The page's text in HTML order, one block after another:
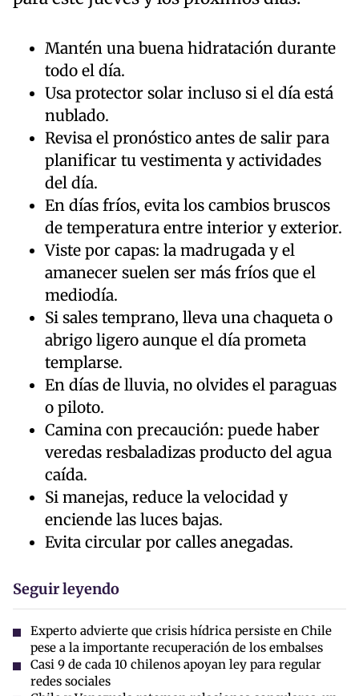
Mantén una buena hidratación durante
todo el día.
Usa protector solar incluso si el día está
nublado.
Revisa el pronóstico antes de salir para
planificar tu vestimenta y actividades
del día.
En días fríos, evita los cambios bruscos
de temperatura entre interior y exterior.
Viste por capas: la madrugada y el
amanecer suelen ser más fríos que el
mediodía.
Si sales temprano, lleva una chaqueta o
abrigo ligero aunque el día prometa
templarse.
En días de lluvia, no olvides el paraguas
o piloto.
Camina con precaución: puede haber
veredas resbaladizas producto del agua
caída.
Si manejas, reduce la velocidad y
enciende las luces bajas.
Evita circular por calles anegadas.
Seguir leyendo
Experto advierte que crisis hídrica persiste en Chile
pese a la importante recuperación de los embalses
Casi 9 de cada 10 chilenos apoyan ley para regular
redes sociales